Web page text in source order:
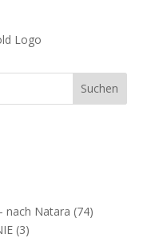
Suchen
nach Natara 7474
33